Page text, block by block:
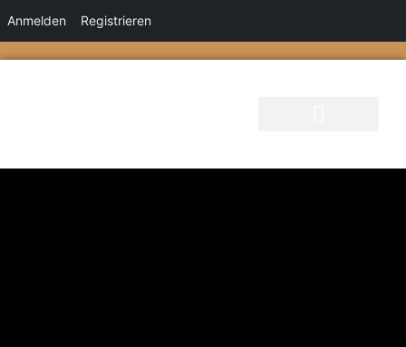
Anmelden Registrieren